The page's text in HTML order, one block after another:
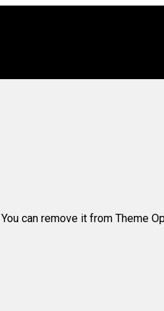
can remove it from Theme